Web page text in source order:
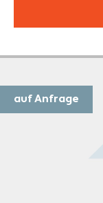
auf Anfrage